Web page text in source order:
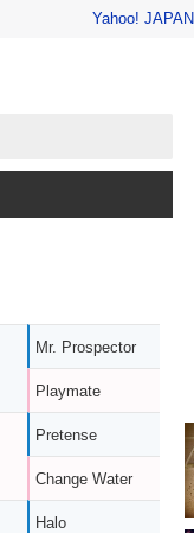
Yahoo! JAPAN
Mr. Prospector
Playmate
Pretense
Change Water
Halo